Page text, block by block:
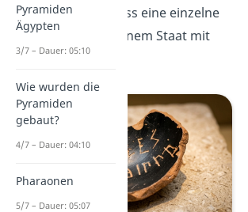
Tyrannisbedeutet, dass eine einzelne
Person die Macht in einem Staat mit
Gewalt an sich reißt.
Pyramiden
Ägypten
3/7 – Dauer: 05:10
Wie wurden die
Pyramiden
gebaut?
4/7 – Dauer: 04:10
Pharaonen
5/7 – Dauer: 05:07